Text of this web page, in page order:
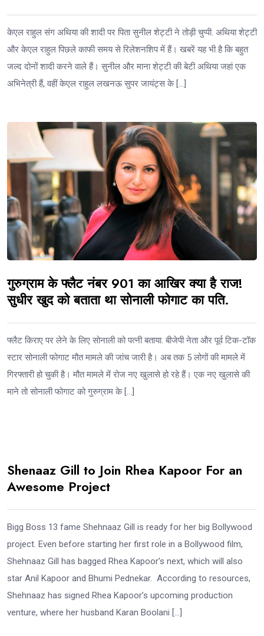
केएल राहुल संग अथिया की शादी पर पिता सुनील शेट्टी ने तोड़ी चुप्पी. अथिया शेट्टी
और केएल राहुल पिछले काफी समय से रिलेशनशिप में हैं। खबरें यह भी है कि बहुत
जल्द दोनों शादी करने वाले हैं। सुनील और माना शेट्टी की बेटी अथिया जहां एक
अभिनेत्री हैं, वहीं केएल राहुल लखनऊ सुपर जायंट्स के […]
गुरुग्राम के फ्लैट नंबर 901 का आखिर क्या है राज!
सुधीर खुद को बताता था सोनाली फोगाट का पति.
फ्लैट किराए पर लेने के लिए सोनाली को पत्नी बताया. बीजेपी नेता और पूर्व टिक-टॉक
स्टार सोनाली फोगाट मौत मामले की जांच जारी है। अब तक 5 लोगों की मामले में
गिरफ्तारी हो चुकी है। मौत मामले में रोज नए खुलासे हो रहे हैं। एक नए खुलासे की
माने तो सोनाली फोगाट को गुरुग्राम के […]
Shenaaz Gill to Join Rhea Kapoor For an
Awesome Project
Bigg Boss 13 fame Shehnaaz Gill is ready for her big Bollywood
project. Even before starting her first role in a Bollywood film,
Shehnaaz Gill has bagged Rhea Kapoor’s next, which will also
star Anil Kapoor and Bhumi Pednekar. According to resources,
Shehnaaz has signed Rhea Kapoor’s upcoming production
venture, where her husband Karan Boolani […]